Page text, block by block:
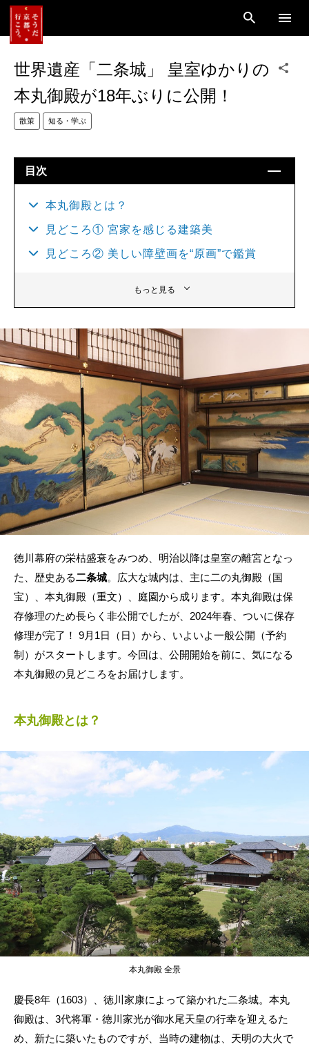
世界遺産「二条城」 皇室ゆかりの
本丸御殿が18年ぶりに公開！
散策 知る・学ぶ
目次
本丸御殿とは？
見どころ① 宮家を感じる建築美
見どころ② 美しい障壁画を“原画”で鑑賞
もっと見る
徳川幕府の栄枯盛衰をみつめ、明治以降は皇室の離宮となっ
た、歴史ある二条城。広大な城内は、主に二の丸御殿（国
宝）、本丸御殿（重文）、庭園から成ります。本丸御殿は保
存修理のため長らく非公開でしたが、2024年春、ついに保存
修理が完了！ 9月1日（日）から、いよいよ一般公開（予約
制）がスタートします。今回は、公開開始を前に、気になる
本丸御殿の見どころをお届けします。
本丸御殿とは？
本丸御殿 全景
慶長8年（1603）、徳川家康によって築かれた二条城。本丸
御殿は、3代将軍・徳川家光が御水尾天皇の行幸を迎えるた
め、新たに築いたものですが、当時の建物は、天明の大火で